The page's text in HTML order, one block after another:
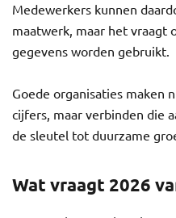
Medewerkers kunnen
maatwerk, maar het vraagt
gegevens worden gebruikt.
Goede organisaties maken
cijfers, maar verbinden die
de sleutel tot duurzame
Wat vraagt 2026